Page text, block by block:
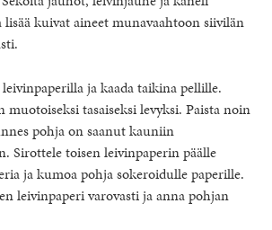
lisää kuivat aineet munavaahtoon siivilän
ja kaada taikina pellille.
muotoiseksi tasaiseksi levyksi. Paista noin
pohja on saanut kauniin
Sirottele toisen leivinpaperin päälle
ja kumoa pohja sokeroidulle paperille.
leivinpaperi varovasti ja anna pohjan